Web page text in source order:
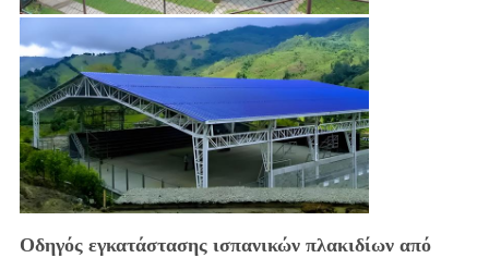
Οδηγός εγκατάστασης ισπανικών πλακιδίων από